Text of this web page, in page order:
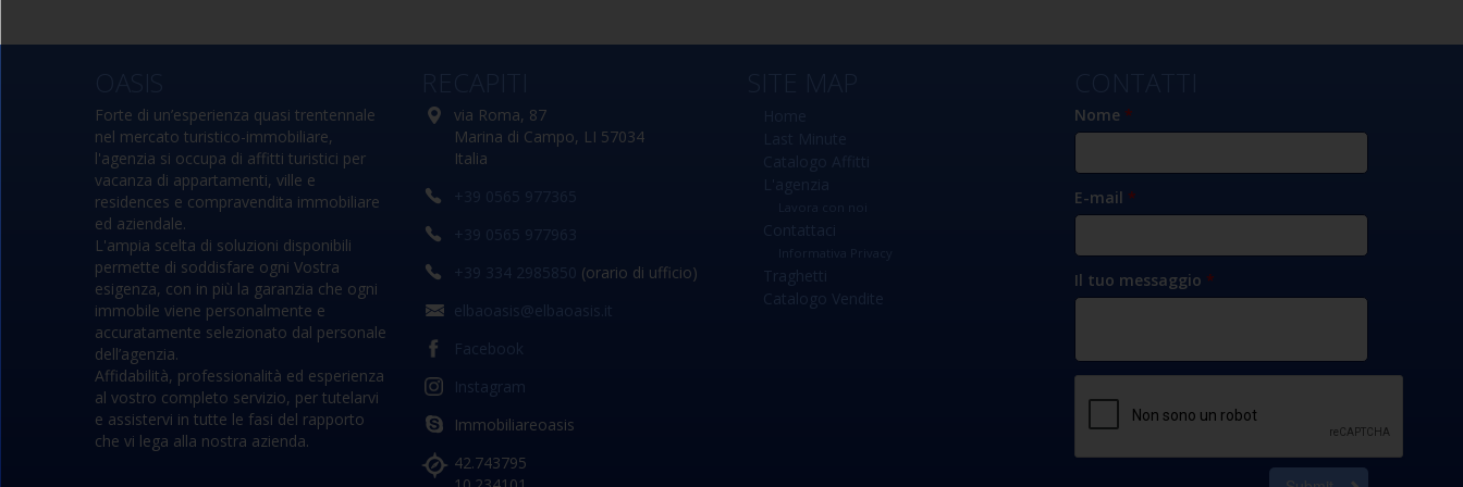
Forte di un’esperienza quasi trentennale
nel mercato turistico-immobiliare,
l'agenzia si occupa di affitti turistici per
vacanza di appartamenti, ville e
residences e compravendita immobiliare
ed aziendale.
L'ampia scelta di soluzioni disponibili
permette di soddisfare ogni Vostra
esigenza, con in più la garanzia che ogni
immobile viene personalmente e
accuratamente selezionato dal personale
dell’agenzia.
Affidabilità, professionalità ed esperienza
al vostro completo servizio, per tutelarvi
e assistervi in tutte le fasi del rapporto
che vi lega alla nostra azienda.
via Roma, 87
Marina di Campo, LI 57034
Italia
+39 334 2985850 (orario di ufficio)
elbaoasis@elbaoasis.it
Facebook
Instagram
Immobiliareoasis
42.743795
Traghetti
Catalogo Vendite
Nome *
E-mail *
Il tuo messaggio *